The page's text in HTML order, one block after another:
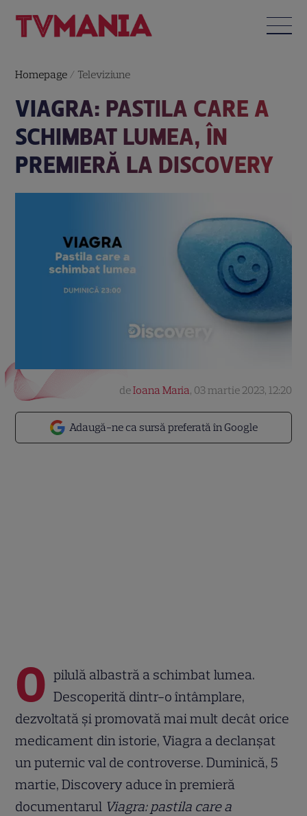
Homepage / Televiziune
VIAGRA: PASTILA CARE A
SCHIMBAT LUMEA, ÎN
PREMIERĂ LA DISCOVERY
Adaugă-ne ca sursă preferată în Google
deIoana Maria, 03 martie 2023, 12:20
O pilulă albastră a schimbat lumea.
Descoperită dintr-o întâmplare,
dezvoltată și promovată mai mult decât orice
medicament din istorie, Viagra a declanșat
un puternic val de controverse. Duminică, 5
martie, Discovery aduce în premieră
documentarul Viagra: pastila care a